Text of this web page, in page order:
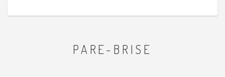
PARE-BRISE